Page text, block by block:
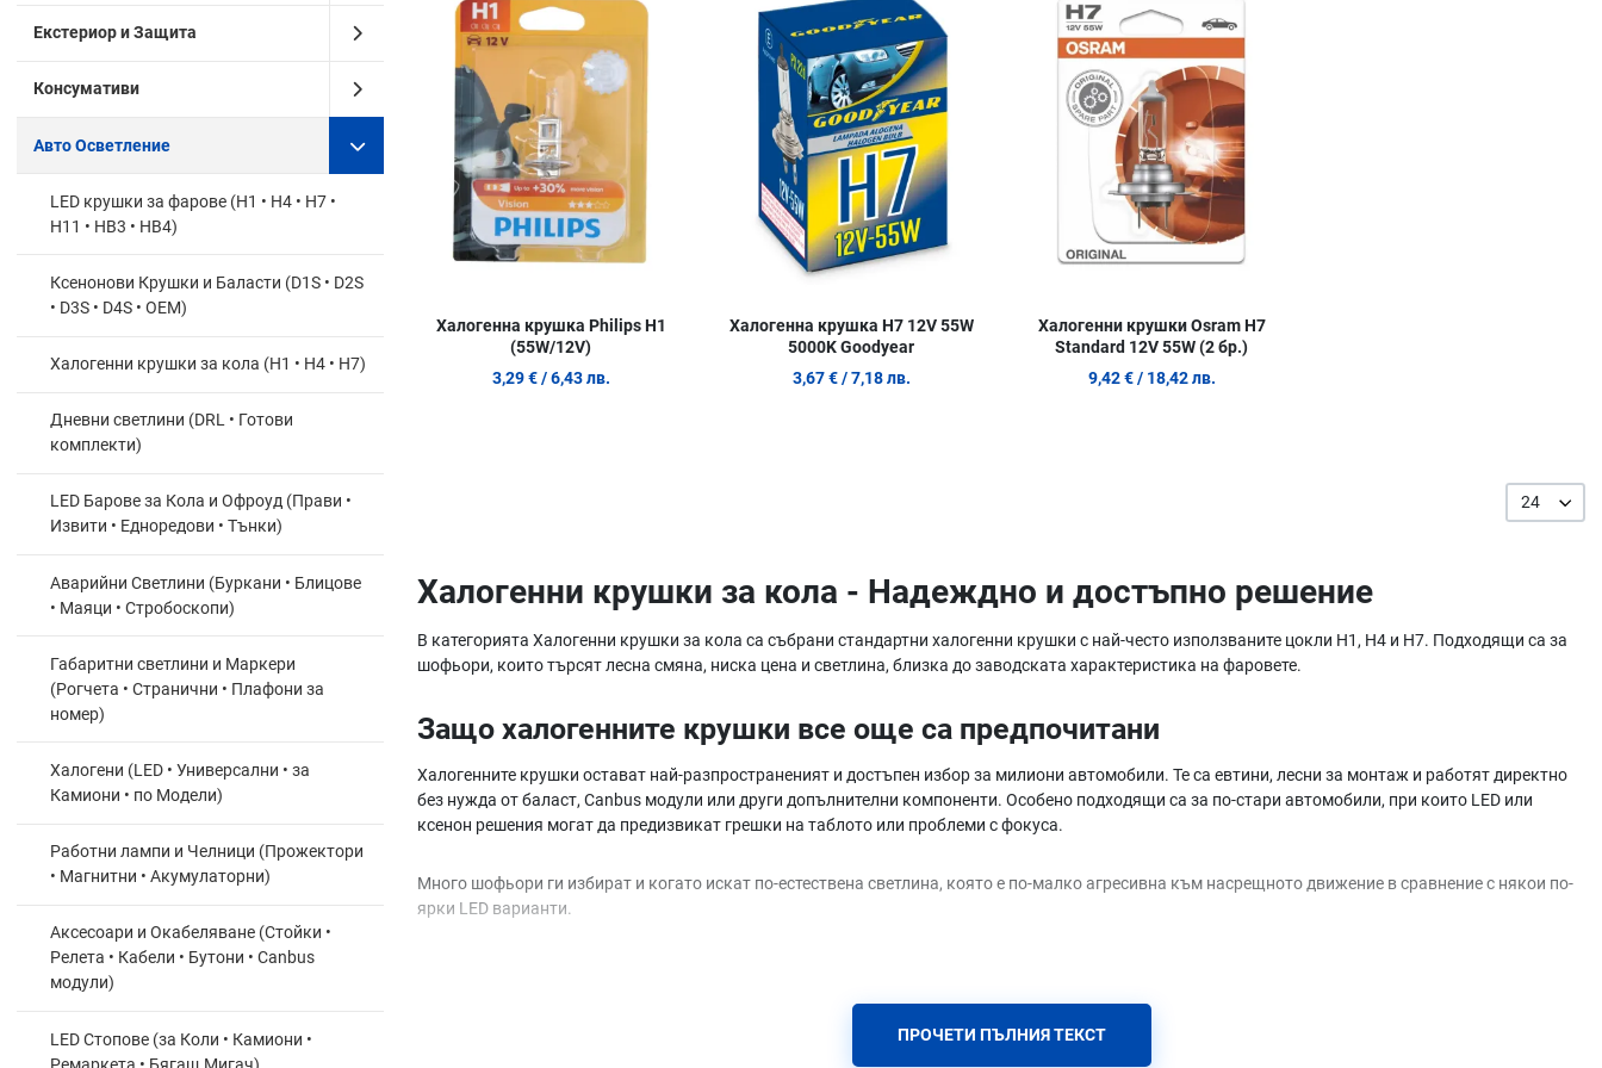
Екстериор и Защита
Консумативи
Авто Осветление
LED крушки за фарове (H1 • H4 • H7 •
H11 • HB3 • HB4)
Ксенонови Крушки и Баласти (D1S • D2S
• D3S • D4S • OEM)
Халогенни крушки за кола (H1 • H4 • H7)
Дневни светлини (DRL • Готови
комплекти)
LED Барове за Кола и Офроуд (Прави •
Извити • Едноредови • Тънки)
Аварийни Светлини (Буркани • Блицове
• Маяци • Стробоскопи)
Габаритни светлини и Маркери
(Рогчета • Странични • Плафони за
номер)
Халогени (LED • Универсални • за
Камиони • по Модели)
Работни лампи и Челници (Прожектори
• Магнитни • Акумулаторни)
Аксесоари и Окабеляване (Стойки •
Релета • Кабели • Бутони • Canbus
модули)
LED Стопове (за Коли • Камиони •
Ремаркета • Бягащ Мигач)
Сравни продукт
Халогенна крушка Philips H1
(55W/12V)
3,29 € / 6,43 лв.
Сравни продукт
Quick View
Халогенна крушка H7 12V 55W
5000K Goodyear
3,67 € / 7,18 лв.
Халогенни крушки Osram H7
Standard 12V 55W (2 бр.)
9,42 € / 18,42 лв.
24
Халогенни крушки за кола - Надеждно и достъпно решение
В категорията Халогенни крушки за кола са събрани стандартни халогенни крушки с най-често използваните цокли H1, H4 и H7. Подходящи са за
шофьори, които търсят лесна смяна, ниска цена и светлина, близка до заводската характеристика на фаровете.
Защо халогенните крушки все още са предпочитани
Халогенните крушки остават най-разпространеният и достъпен избор за милиони автомобили. Те са евтини, лесни за монтаж и работят директно
без нужда от баласт, Canbus модули или други допълнителни компоненти. Особено подходящи са за по-стари автомобили, при които LED или
ксенон решения могат да предизвикат грешки на таблото или проблеми с фокуса.
Много шофьори ги избират и когато искат по-естествена светлина, която е по-малко агресивна към насрещното движение в сравнение с някои по-
ярки LED варианти.
- по-качествените крушки издържат по-дълго от най-евтините варианти
ПРОЧЕТИ ПЪЛНИЯ ТЕКСТ